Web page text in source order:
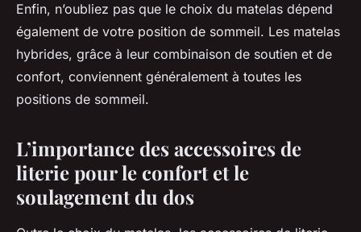
Enfin, n’oubliez pas que le choix du matelas dépend
également de votre position de sommeil. Les matelas
hybrides, grâce à leur combinaison de soutien et de
confort, conviennent généralement à toutes les
positions de sommeil.
L’importance des accessoires de
literie pour le confort et le
soulagement du dos